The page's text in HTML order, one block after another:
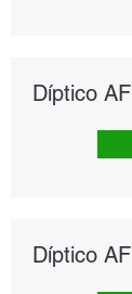
Díptico
Díptico